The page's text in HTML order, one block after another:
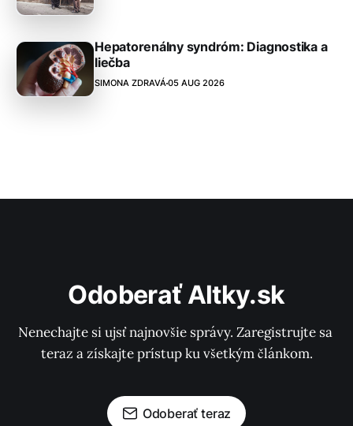
Hepatorenálny syndróm: Diagnostika a
liečba
SIMONA ZDRAVÁ05 AUG 2026
Odoberať Altky.sk
Nenechajte si ujsť najnovšie správy. Zaregistrujte sa
teraz a získajte prístup ku všetkým článkom.
Odoberať teraz